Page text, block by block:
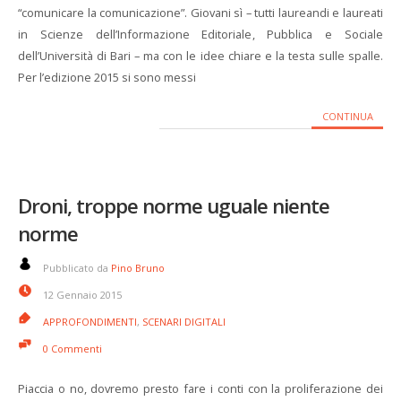
“comunicare la comunicazione”. Giovani sì – tutti laureandi e laureati
in Scienze dell’Informazione Editoriale, Pubblica e Sociale
dell’Università di Bari – ma con le idee chiare e la testa sulle spalle.
Per l’edizione 2015 si sono messi
CONTINUA
Droni, troppe norme uguale niente
norme
Pubblicato da Pino Bruno
12 Gennaio 2015
APPROFONDIMENTI, SCENARI DIGITALI
0 Commenti
Piaccia o no, dovremo presto fare i conti con la proliferazione dei